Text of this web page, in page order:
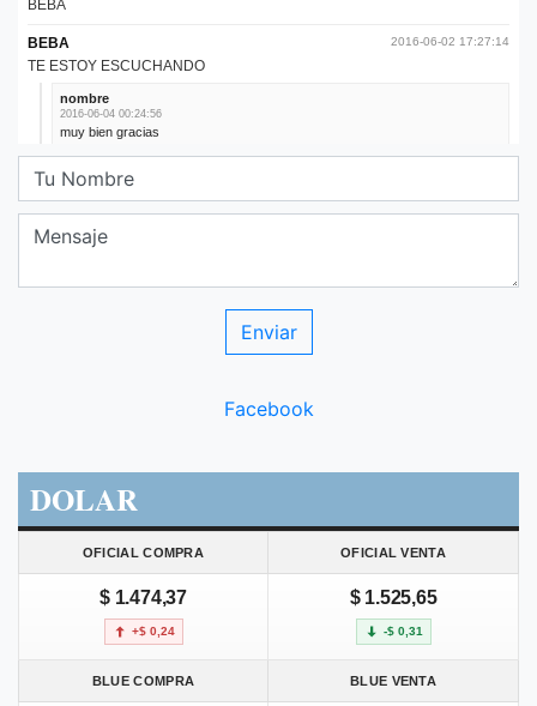
Facebook
DOLAR
OFICIAL COMPRA OFICIAL VENTA
$ 1.474,37
+$ 0,24
$ 1.525,65
-$ 0,31
BLUE COMPRA BLUE VENTA